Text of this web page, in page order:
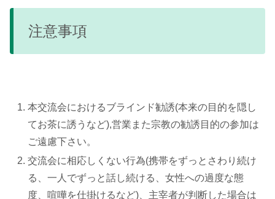
注意事項
本交流会におけるブラインド勧誘(本来の目的を隠し
てお茶に誘うなど),営業また宗教の勧誘目的の参加は
ご遠慮下さい。
交流会に相応しくない行為(携帯をずっとさわり続け
る、一人でずっと話し続ける、女性への過度な態
度、喧嘩を仕掛けるなど)、主宰者が判断した場合は